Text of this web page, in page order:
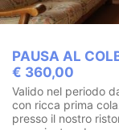
PAUSA AL
€ 360,00
Valido nel periodo
con ricca prima
presso il nostro